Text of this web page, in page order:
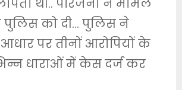
थी.. परिजनों ने मामले
को दी… पुलिस ने
पर तीनों आरोपियों के
धाराओं में केस दर्ज कर